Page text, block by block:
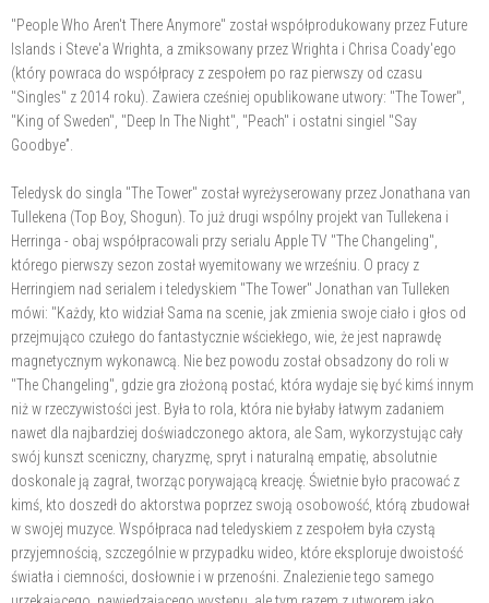
"People Who Aren't There Anymore" został współprodukowany przez Future
Islands i Steve'a Wrighta, a zmiksowany przez Wrighta i Chrisa Coady'ego
(który powraca do współpracy z zespołem po raz pierwszy od czasu
"Singles" z 2014 roku). Zawiera cześniej opublikowane utwory: "The Tower",
"King of Sweden", "Deep In The Night", "Peach" i ostatni singiel "Say
Goodbye”.
Teledysk do singla "The Tower" został wyreżyserowany przez Jonathana van
Tullekena (Top Boy, Shogun). To już drugi wspólny projekt van Tullekena i
Herringa - obaj współpracowali przy serialu Apple TV "The Changeling",
którego pierwszy sezon został wyemitowany we wrześniu. O pracy z
Herringiem nad serialem i teledyskiem "The Tower" Jonathan van Tulleken
mówi: "Każdy, kto widział Sama na scenie, jak zmienia swoje ciało i głos od
przejmująco czułego do fantastycznie wściekłego, wie, że jest naprawdę
magnetycznym wykonawcą. Nie bez powodu został obsadzony do roli w
"The Changeling", gdzie gra złożoną postać, która wydaje się być kimś innym
niż w rzeczywistości jest. Była to rola, która nie byłaby łatwym zadaniem
nawet dla najbardziej doświadczonego aktora, ale Sam, wykorzystując cały
swój kunszt sceniczny, charyzmę, spryt i naturalną empatię, absolutnie
doskonale ją zagrał, tworząc porywającą kreację. Świetnie było pracować z
kimś, kto doszedł do aktorstwa poprzez swoją osobowość, którą zbudował
w swojej muzyce. Współpraca nad teledyskiem z zespołem była czystą
przyjemnością, szczególnie w przypadku wideo, które eksploruje dwoistość
światła i ciemności, dosłownie i w przenośni. Znalezienie tego samego